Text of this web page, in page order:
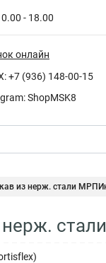
- 18.00
онлайн
+7 (936) 148-00-15
ShopMSK8
из нерж. стали